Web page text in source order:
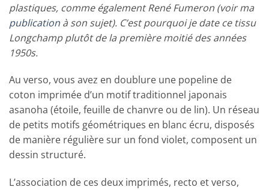
plastiques, comme également René Fumeron (voir ma
publication à son sujet). C’est pourquoi je date ce tissu
Longchamp plutôt de la première moitié des années
1950s.
Au verso, vous avez en doublure une popeline de
coton imprimée d’un motif traditionnel japonais
asanoha (étoile, feuille de chanvre ou de lin). Un réseau
de petits motifs géométriques en blanc écru, disposés
de manière régulière sur un fond violet, composent un
dessin structuré.
L’association de ces deux imprimés, recto et verso,